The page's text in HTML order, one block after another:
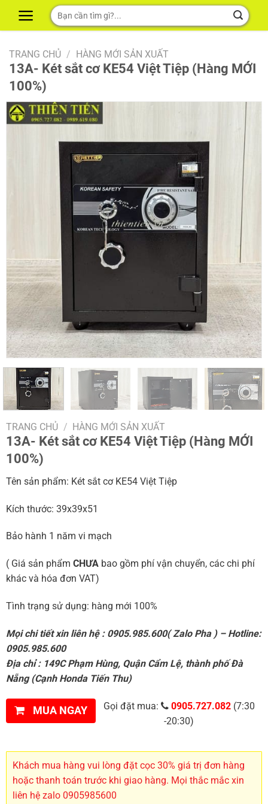
Tìm
kiếm:
TRANG CHỦ / HÀNG MỚI SẢN XUẤT
13A- Két sắt cơ KE54 Việt Tiệp (Hàng MỚI
100%)
TRANG CHỦ / HÀNG MỚI SẢN XUẤT
13A- Két sắt cơ KE54 Việt Tiệp (Hàng MỚI
100%)
Tên sản phẩm: Két sắt cơ KE54 Việt Tiệp
Kích thước: 39x39x51
Bảo hành 1 năm vi mạch
( Giá sản phẩm CHƯAbao gồm phí vận chuyển, các chi phí
khác và hóa đơn VAT)
Tình trạng sử dụng: hàng mới 100%
Mọi chi tiết xin liên hệ : 0905.985.600( Zalo Pha ) – Hotline:
0905.985.600
Địa chỉ : 149C Phạm Hùng, Quận Cẩm Lệ, thành phố Đà
Nẵng (Cạnh Honda Tiến Thu)
MUA NGAY Gọi đặt mua: 0905.727.082(7:30
-20:30)
Khách mua hàng vui lòng đặt cọc 30% giá trị đơn hàng
hoặc thanh toán trước khi giao hàng. Mọi thắc mắc xin
liên hệ zalo 0905985600